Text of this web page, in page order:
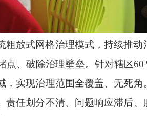
粗放式网格治理模式，持续推
、破除治理壁垒。针对辖区
，实现治理范围全覆盖、无死
任划分不清、问题响应滞后